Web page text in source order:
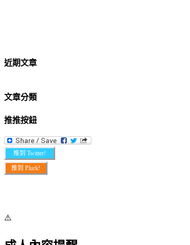
近期文章
文章分類
推推按鈕
推到 Twitter!
推到 Plurk!
⚠️